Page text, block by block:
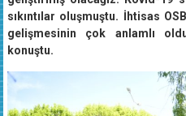
sıkıntılar oluşmuştu. İhtisas
gelişmesinin çok anlamlı
konuştu.